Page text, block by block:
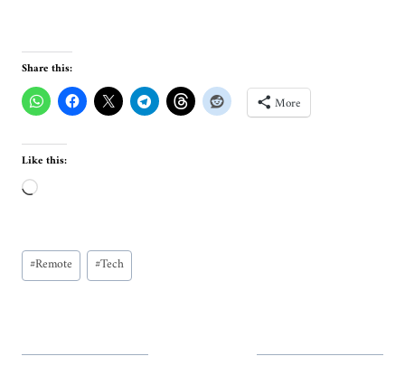
Share this:
More
Like this:
L
d
i
…
Post
Tags:
#Remote #Tech